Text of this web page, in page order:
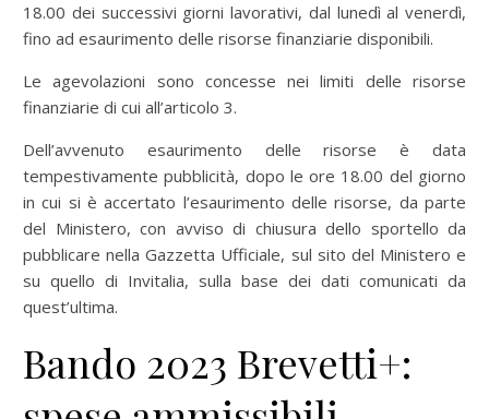
18.00 dei successivi giorni lavorativi, dal lunedì al venerdì,
fino ad esaurimento delle risorse finanziarie disponibili.
Le agevolazioni sono concesse nei limiti delle risorse
finanziarie di cui all’articolo 3.
Dell’avvenuto esaurimento delle risorse è data
tempestivamente pubblicità, dopo le ore 18.00 del giorno
in cui si è accertato l’esaurimento delle risorse, da parte
del Ministero, con avviso di chiusura dello sportello da
pubblicare nella Gazzetta Ufficiale, sul sito del Ministero e
su quello di Invitalia, sulla base dei dati comunicati da
quest’ultima.
Bando 2023 Brevetti+: